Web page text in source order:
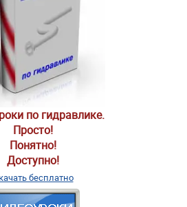
по гидравлике.
Просто!
Понятно!
Доступно!
бесплатно